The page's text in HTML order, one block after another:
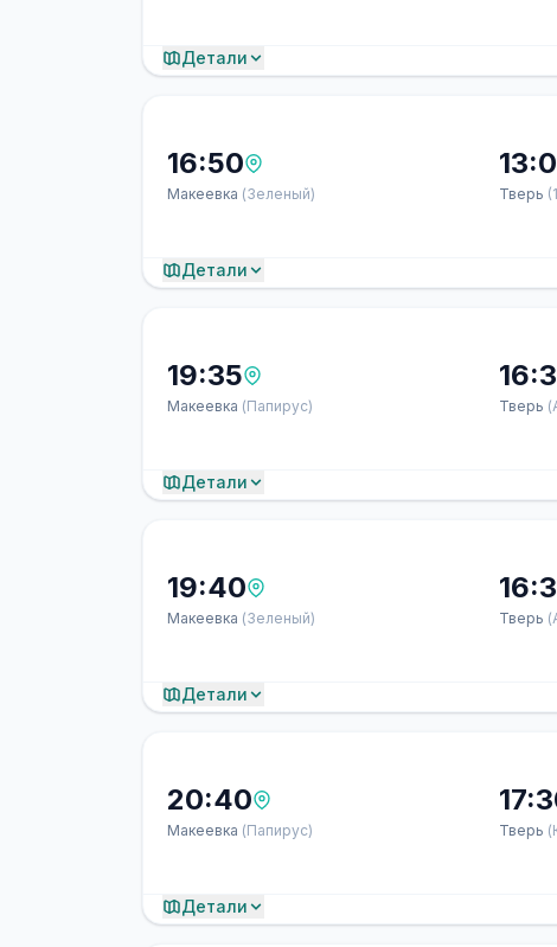
Детали
16:50
Макеевка (Зеленый) Тверь
Детали
19:35
Макеевка (Папирус) Тверь
Детали
19:40
Макеевка (Зеленый) Тверь
Детали
20:40
Макеевка (Папирус) Тверь
Детали